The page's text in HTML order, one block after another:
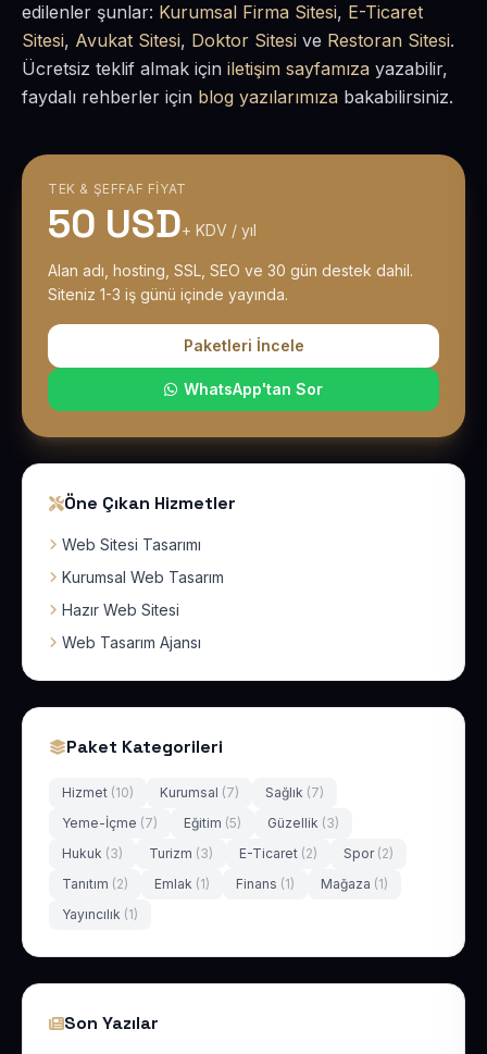
edilenler şunlar: Kurumsal Firma Sitesi, E-Ticaret
Sitesi, Avukat Sitesi, Doktor Sitesi ve Restoran Sitesi.
Ücretsiz teklif almak için iletişim sayfamıza yazabilir,
faydalı rehberler için blog yazılarımıza bakabilirsiniz.
TEK & ŞEFFAF FIYAT
50 USD+ KDV / yıl
Alan adı, hosting, SSL, SEO ve 30 gün destek dahil.
Siteniz 1-3 iş günü içinde yayında.
Paketleri İncele
WhatsApp'tan Sor
Öne Çıkan Hizmetler
Web Sitesi Tasarımı
Kurumsal Web Tasarım
Hazır Web Sitesi
Web Tasarım Ajansı
Paket Kategorileri
Hizmet (10) Kurumsal (7) Sağlık (7)
Yeme-İçme (7) Eğitim (5) Güzellik (3)
Hukuk (3) Turizm (3) E-Ticaret (2) Spor (2)
Tanıtım (2) Emlak (1) Finans (1) Mağaza (1)
Yayıncılık (1)
Son Yazılar